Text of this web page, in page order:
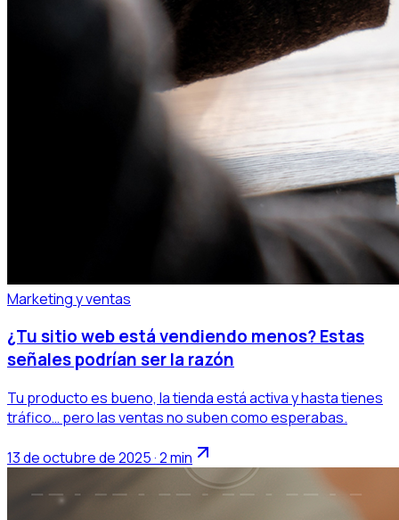
Marketing y ventas
¿Tu sitio web está vendiendo menos? Estas
señales podrían ser la razón
Tu producto es bueno, la tienda está activa y hasta tienes
tráfico… pero las ventas no suben como esperabas.
13 de octubre de 2025 · 2 min